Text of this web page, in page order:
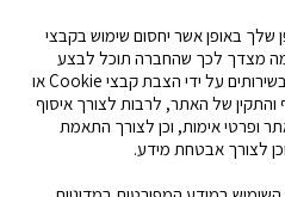
באופן אשר יחסום שימוש בקבצי
מצדך לכך שהחברה תוכל לבצע
על ידי הצבת קבצי Cookieאו
של האתר, לרבות לצורך איסוף
ופרטי אימות, וכן לצורך התאמת
לצורך אבטחת מידע.